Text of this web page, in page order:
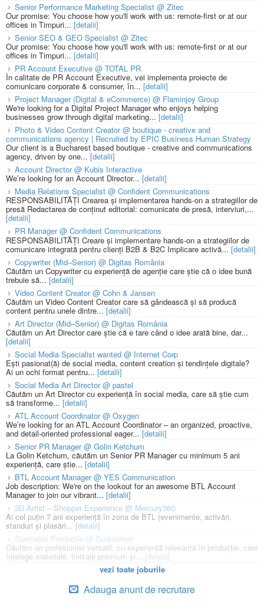
Senior Performance Marketing Specialist @ Zitec
Our promise: You choose how you'll work with us: remote-first or at our
offices in Timpuri... [detalii]
Senior SEO & GEO Specialist @ Zitec
Our promise: You choose how you'll work with us: remote-first or at our
offices in Timpuri... [detalii]
PR Account Executive @ TOTAL PR
În calitate de PR Account Executive, vei implementa proiecte de
comunicare corporate & consumer, în... [detalii]
Project Manager (Digital & eCommerce) @ Flaminjoy Group
We're looking for a Digital Project Manager who enjoys helping
businesses grow through digital marketing... [detalii]
Photo & Video Content Creator @ boutique - creative and
communications agency | Recruited by EPIC Business Human Strategy
Our client is a Bucharest based boutique - creative and communications
agency, driven by one... [detalii]
Account Director @ Kubis Interactive
We’re looking for an Account Director... [detalii]
Media Relations Specialist @ Confident Communications
RESPONSABILITĂȚI Crearea și implementarea hands-on a strategiilor de
presă Redactarea de conținut editorial: comunicate de presă, interviuri,...
[detalii]
PR Manager @ Confident Communications
RESPONSABILITĂȚI Creare și implementare hands-on a strategiilor de
comunicare integrată pentru clienți B2B & B2C Implicare activă... [detalii]
Copywriter (Mid–Senior) @ Digitas România
Căutăm un Copywriter cu experiență de agenție care știe că o idee bună
trebuie să... [detalii]
Video Content Creator @ Cohn & Jansen
Căutăm un Video Content Creator care să gândească și să producă
content pentru unele dintre... [detalii]
Art Director (Mid–Senior) @ Digitas România
Căutăm un Art Director care știe că e tare când o idee arată bine, dar...
[detalii]
Social Media Specialist wanted @ Internet Corp
Ești pasionat(ă) de social media, content creation și tendințele digitale?
Ai un ochi format pentru... [detalii]
Social Media Art Director @ pastel
Căutăm un Art Director cu experiență în social media, care să știe cum
să transforme... [detalii]
ATL Account Coordinator @ Oxygen
We’re looking for an ATL Account Coordinator – an organized, proactive,
and detail-oriented professional eager... [detalii]
Senior PR Manager @ Golin Ketchum
La Golin Ketchum, căutăm un Senior PR Manager cu minimum 5 ani
experiență, care știe... [detalii]
BTL Account Manager @ YES Communication
Job description: We're on the lookout for an awesome BTL Account
Manager to join our vibrant... [detalii]
3D Artist – Shopper Experience @ Mercury360
Ai cel puțin 7 ani experiență în zona de BTL (evenimente, activări,
standuri și plasări... [detalii]
Specialist Productie @ Godmother
Căutăm un profesionist versatil, cu experiență relevantă în producție, care
înțelege materiale, finisaje premium și... [detalii]
vezi toate joburile
Adauga anunt de recrutare